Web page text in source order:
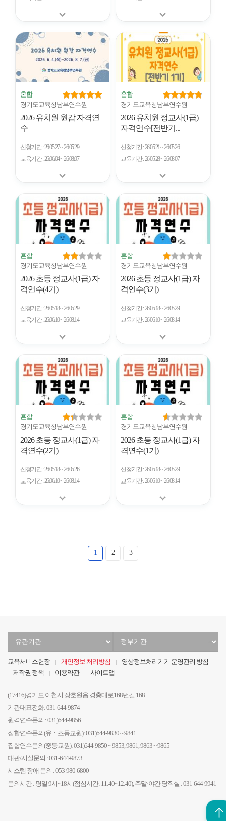
혼합
경기도교육청남부연수원
2026 유치원 원감 자격연
수
신청기간 26.05.27 ~ 26.05.29
교육기간 26.06.04 ~ 26.08.07
혼합
경기도교육청남부연수원
2026 유치원 정교사(1급)
자격연수[전반기...
신청기간 26.05.21 ~ 26.05.26
교육기간 26.05.28 ~ 26.08.07
혼합
경기도교육청남부연수원
2026 초등 정교사(1급) 자
격연수(4기)
신청기간 26.05.18 ~ 26.05.29
교육기간 26.06.10 ~ 26.08.14
혼합
경기도교육청남부연수원
2026 초등 정교사(1급) 자
격연수(3기)
신청기간 26.05.18 ~ 26.05.29
교육기간 26.06.10 ~ 26.08.14
혼합
경기도교육청남부연수원
2026 초등 정교사(1급) 자
격연수(2기)
신청기간 26.05.18 ~ 26.05.26
교육기간 26.06.10 ~ 26.08.14
혼합
경기도교육청남부연수원
2026 초등 정교사(1급) 자
격연수(1기)
신청기간 26.05.18 ~ 26.05.29
교육기간 26.06.10 ~ 26.08.14
1 2 3
교육서비스헌장 개인정보 처리방침
영상정보처리기기 운영관리 방침
저작권 정책
이용약관 사이트맵
(17416)경기도 이천시 장호원읍 경충대로168번길 168
기관대표전화: 031-644-9874
원격연수문의 : 031)644-9856
집합연수문의(유ㆍ초등교원): 031)644-9830 ~ 9841
집합연수문의(중등교원): 031)644-9850 ~ 9853, 9861, 9863 ~ 9865
대관/시설문의 : 031-644-9873
시스템 장애 문의 : 053-980-6800
문의시간 : 평일 9시~18시(점심시간: 11:40~12:40), 주말·야간 당직실 : 031-644-9941
관
선
관
선